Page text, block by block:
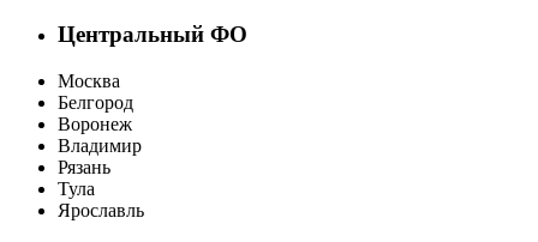
Центральный ФО
Москва
Белгород
Воронеж
Владимир
Рязань
Тула
Ярославль